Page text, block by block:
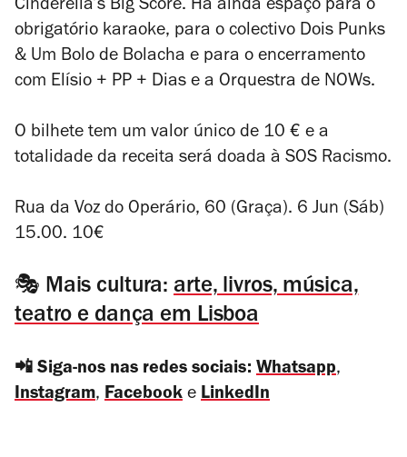
Cinderella’s Big Score. Há ainda espaço para o
obrigatório karaoke, para o colectivo Dois Punks
& Um Bolo de Bolacha e para o encerramento
com Elísio + PP + Dias e a Orquestra de NOWs.
O bilhete tem um valor único de 10 € e a
totalidade da receita será doada à SOS Racismo.
Rua da Voz do Operário, 60 (Graça). 6 Jun (Sáb)
15.00. 10€
🎭 Mais cultura: arte, livros, música,
teatro e dança em Lisboa
📲 Siga-nos nas redes sociais: Whatsapp,
Instagram, Facebook e LinkedIn